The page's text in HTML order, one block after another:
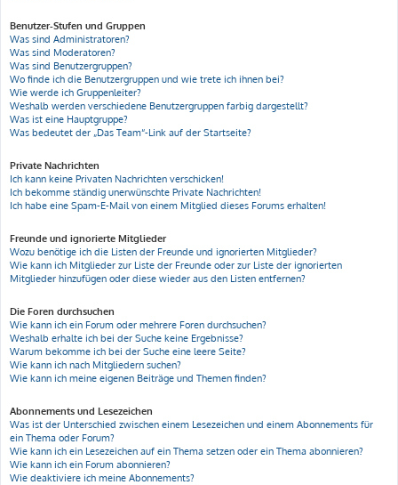
Benutzer-Stufen und Gruppen
Was sind Administratoren?
Was sind Moderatoren?
Was sind Benutzergruppen?
Wo finde ich die Benutzergruppen und wie trete ich ihnen bei?
Wie werde ich Gruppenleiter?
Weshalb werden verschiedene Benutzergruppen farbig dargestellt?
Was ist eine Hauptgruppe?
Was bedeutet der „Das Team“-Link auf der Startseite?
Private Nachrichten
Ich kann keine Privaten Nachrichten verschicken!
Ich bekomme ständig unerwünschte Private Nachrichten!
Ich habe eine Spam-E-Mail von einem Mitglied dieses Forums erhalten!
Freunde und ignorierte Mitglieder
Wozu benötige ich die Listen der Freunde und ignorierten Mitglieder?
Wie kann ich Mitglieder zur Liste der Freunde oder zur Liste der ignorierten
Mitglieder hinzufügen oder diese wieder aus den Listen entfernen?
Die Foren durchsuchen
Wie kann ich ein Forum oder mehrere Foren durchsuchen?
Weshalb erhalte ich bei der Suche keine Ergebnisse?
Warum bekomme ich bei der Suche eine leere Seite?
Wie kann ich nach Mitgliedern suchen?
Wie kann ich meine eigenen Beiträge und Themen finden?
Abonnements und Lesezeichen
Was ist der Unterschied zwischen einem Lesezeichen und einem Abonnements für
ein Thema oder Forum?
Wie kann ich ein Lesezeichen auf ein Thema setzen oder ein Thema abonnieren?
Wie kann ich ein Forum abonnieren?
Wie deaktiviere ich meine Abonnements?